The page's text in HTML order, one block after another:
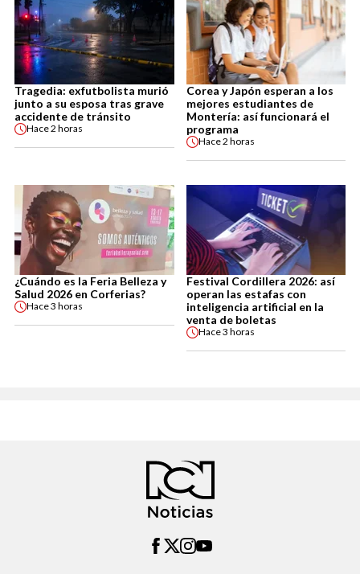
Tragedia: exfutbolista murió
junto a su esposa tras grave
accidente de tránsito
Hace2 horas
Corea y Japón esperan a los
mejores estudiantes de
Montería: así funcionará el
programa
Hace2 horas
¿Cuándo es la Feria Belleza y
Salud 2026 en Corferias?
Hace3 horas
Festival Cordillera 2026: así
operan las estafas con
inteligencia artificial en la
venta de boletas
Hace3 horas